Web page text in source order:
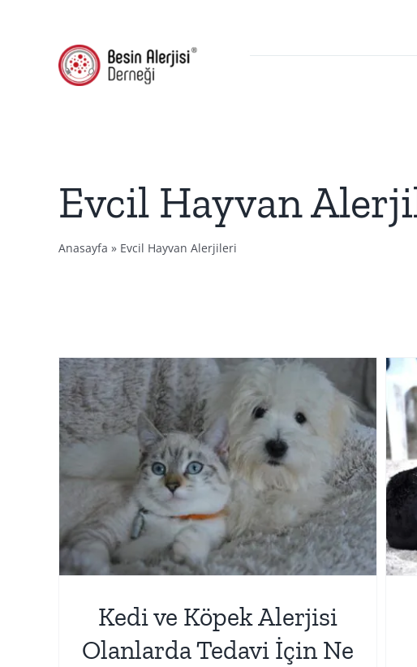
Evcil Hayvan
Anasayfa » Evcil Hayvan Alerjileri
Kedi ve Köpek Alerjisi
Olanlarda Tedavi İçin Ne
Kedi ve Köpek Alerjisi
Sonucunda Ne Gibi Alerjik
Durumlar Görülür?
Evcil Hayvan Alerjileri